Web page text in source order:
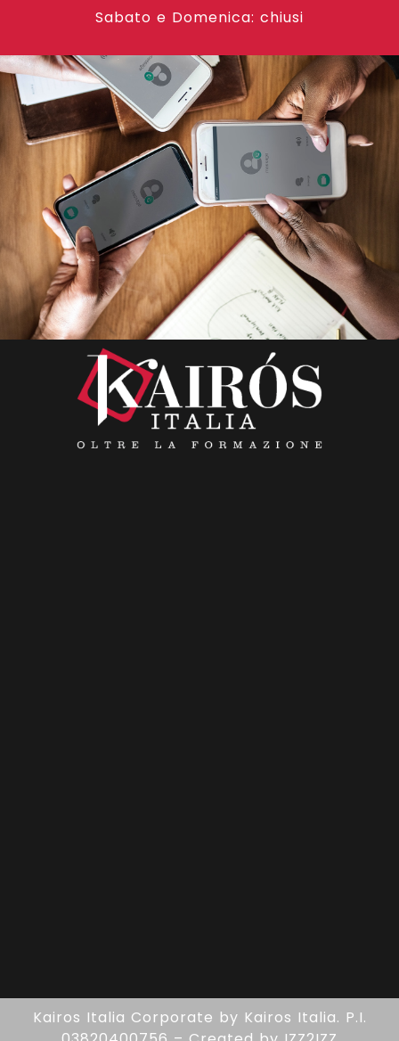
Sabato e Domenica: chiusi
Kairos Italia Corporate by Kairos Italia. P.I.